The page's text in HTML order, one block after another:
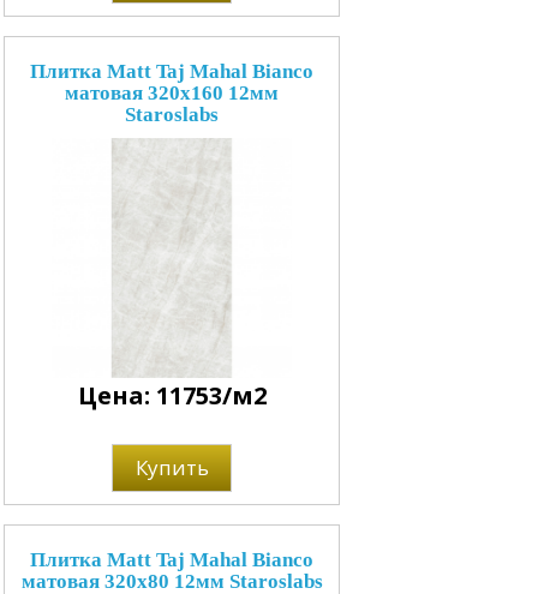
Плитка Matt Taj Mahal Bianco
матовая 320x160 12мм
Staroslabs
Цена: 11753/м2
Купить
Плитка Matt Taj Mahal Bianco
матовая 320x80 12мм Staroslabs